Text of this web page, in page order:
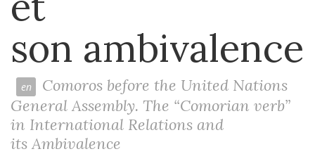
son ambivalence
Comoros before the United Nations
General Assembly. The “Comorian verb”
in International Relations and
its Ambivalence